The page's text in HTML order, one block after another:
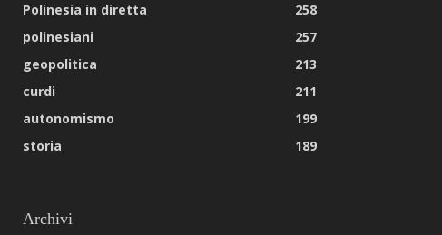
Polinesia in diretta
258
polinesiani
257
geopolitica
213
curdi
211
autonomismo
199
storia
189
Archivi